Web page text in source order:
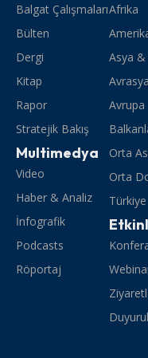
Balgat Çalışmaları
Bülten
Dergi
Kitap
Rapor
Stratejik Bakış
Multimedya
Video
Haber & Analiz
İnfografik
Podcasts
Röportaj
Afrika
Asya
Avrasya
Avrupa
Orta
Orta
Türkiye